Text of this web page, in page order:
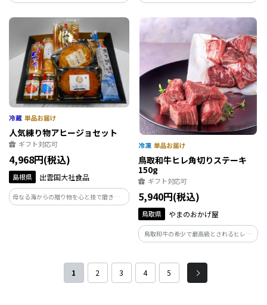
パン、デザートまでをお得な組み合わせで
ご用意しました。 特別な日やパーティー
にぴったりのバラエティ豊かなセットで
す。
みいただけるセット。 紅茶やコーヒーは
もちろん、ビールやアイリッシュウィス
キーと合わせてどうぞ。
人気練り物アヒージョセット
ギフト対応可
4,968円(税込)
島根県 出雲国大社食品
母なる海からの贈り物を心と技で磨き、お
客様ひとり一人に感動を与える商品を製
鳥取和牛ヒレ角切りステーキ
150g
ギフト対応可
5,940円(税込)
鳥取県 やまのおかげ屋
鳥取和牛の希少で最高級とされるヒレ肉
を、サイコロステーキとして楽しめるサ
1 2 3 4 5